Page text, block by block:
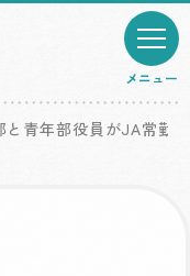
メニュー
と青年部役員がJA常勤